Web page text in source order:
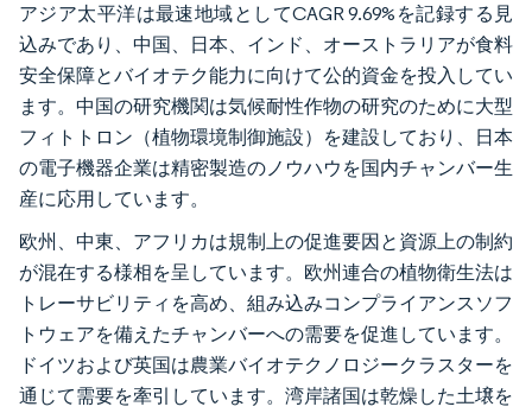
アジア太平洋は最速地域としてCAGR 9.69%を記録する見
込みであり、中国、日本、インド、オーストラリアが食料
安全保障とバイオテク能力に向けて公的資金を投入してい
ます。中国の研究機関は気候耐性作物の研究のために大型
フィトトロン（植物環境制御施設）を建設しており、日本
の電子機器企業は精密製造のノウハウを国内チャンバー生
産に応用しています。
欧州、中東、アフリカは規制上の促進要因と資源上の制約
が混在する様相を呈しています。欧州連合の植物衛生法は
トレーサビリティを高め、組み込みコンプライアンスソフ
トウェアを備えたチャンバーへの需要を促進しています。
ドイツおよび英国は農業バイオテクノロジークラスターを
通じて需要を牽引しています。湾岸諸国は乾燥した土壌を